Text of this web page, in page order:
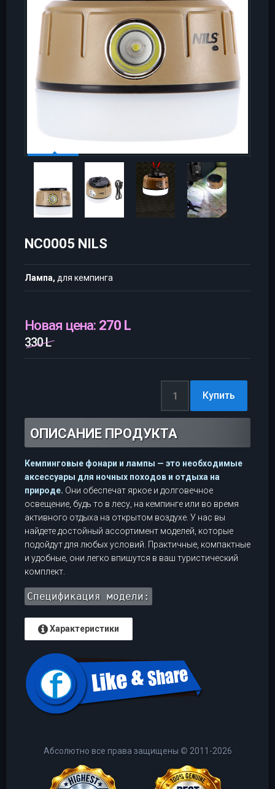
NC0005 NILS
Лампа, для кемпинга
Новая цена: 270 L
330 L
ОПИСАНИЕ ПРОДУКТА
Кемпинговые фонари и лампы — это необходимые
аксессуары для ночных походов и отдыха на
природе. Они обеспечат яркое и долговечное
освещение, будь то в лесу, на кемпинге или во время
активного отдыха на открытом воздухе. У нас вы
найдете достойный ассортимент моделей, которые
подойдут для любых условий. Практичные, компактные
и удобные, они легко впишутся в ваш туристический
комплект.
Спецификация модели:
Характеристики
Абсолютно все права защищены © 2011-2026